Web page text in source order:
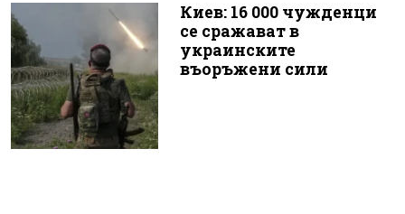
Киев: 16 000 чужденци
се сражават в
украинските
въоръжени сили